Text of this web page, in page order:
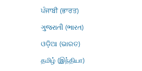
ਪੰਜਾਬੀ (ਭਾਰਤ)
ગુજરાતી (ભારત)
ଓଡ଼ିଆ (ଭାରତ)
தமிழ் (இந்தியா)